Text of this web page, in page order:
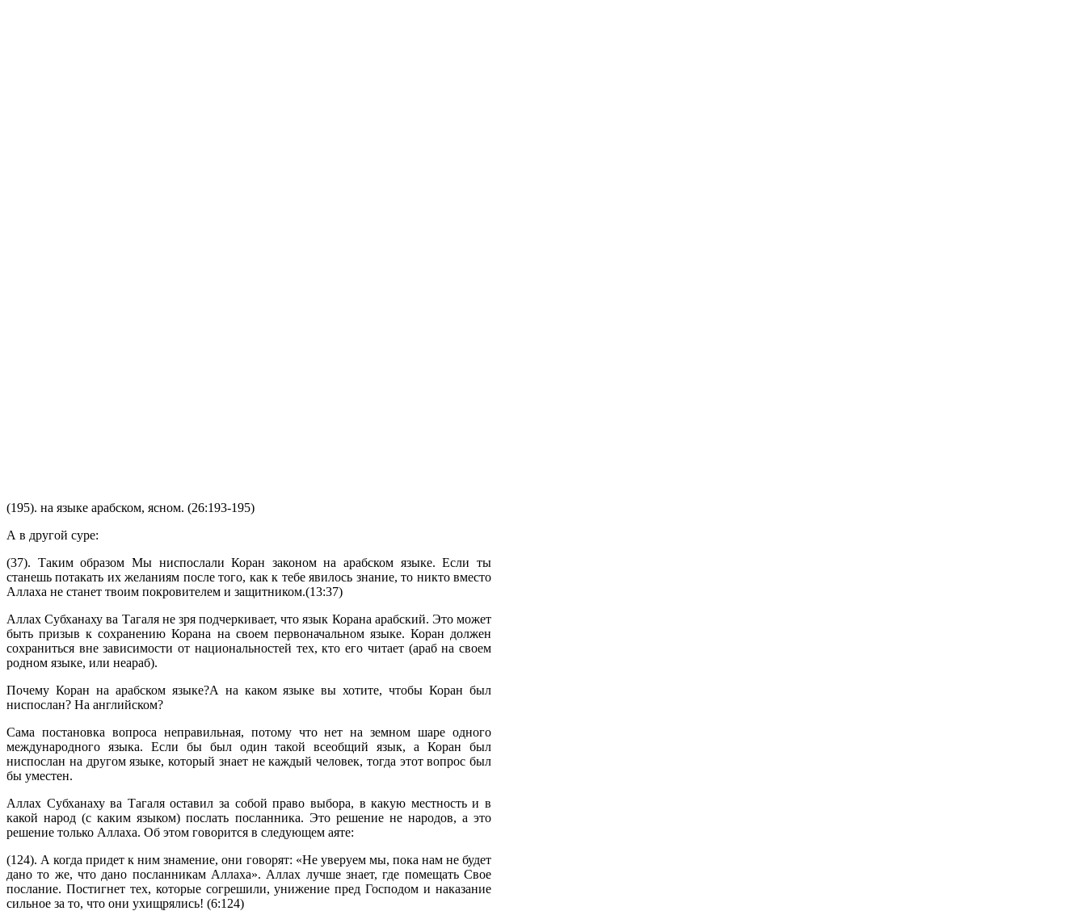
(195). на языке арабском, ясном. (26:193-195)
А в другой суре:
(37). Таким образом Мы ниспослали Коран законом на арабском языке. Если ты
станешь потакать их желаниям после того, как к тебе явилось знание, то никто вместо
Аллаха не станет твоим покровителем и защитником.(13:37)
Аллах Субханаху ва Тагаля не зря подчеркивает, что язык Корана арабский. Это может
быть призыв к сохранению Корана на своем первоначальном языке. Коран должен
сохраниться вне зависимости от национальностей тех, кто его читает (араб на своем
родном языке, или неараб).
Почему Коран на арабском языке?А на каком языке вы хотите, чтобы Коран был
ниспослан? На английском?
Сама постановка вопроса неправильная, потому что нет на земном шаре одного
международного языка. Если бы был один такой всеобщий язык, а Коран был
ниспослан на другом языке, который знает не каждый человек, тогда этот вопрос был
бы уместен.
Аллах Субханаху ва Тагаля оставил за собой право выбора, в какую местность и в
какой народ (с каким языком) послать посланника. Это решение не народов, а это
решение только Аллаха. Об этом говорится в следующем аяте:
(124). А когда придет к ним знамение, они говорят: «Не уверуем мы, пока нам не будет
дано то же, что дано посланникам Аллаха». Аллах лучше знает, где помещать Свое
послание. Постигнет тех, которые согрешили, унижение пред Господом и наказание
сильное за то, что они ухищрялись! (6:124)